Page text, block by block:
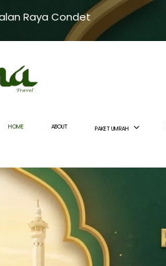
Raya Condet
HOME ABOUT PAKET UMRAH